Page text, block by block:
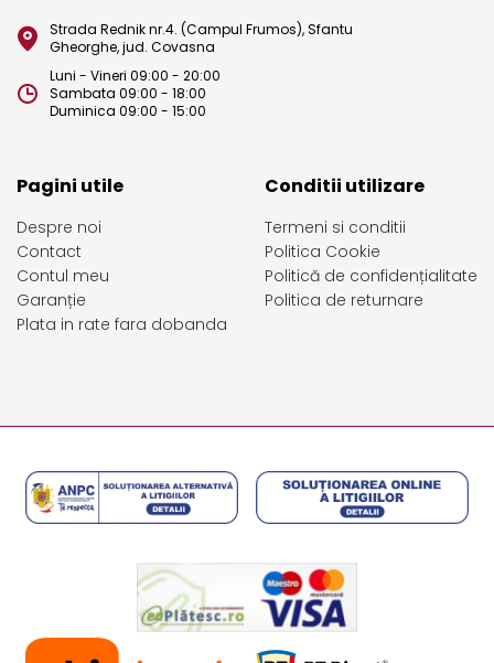
Strada Rednik nr.4. (Campul Frumos), Sfantu
Gheorghe, jud. Covasna
Luni - Vineri 09:00 - 20:00
Sambata 09:00 - 18:00
Duminica 09:00 - 15:00
Pagini utile
Despre noi
Contact
Contul meu
Garanție
Plata in rate fara dobanda
Conditii utilizare
Termeni si conditii
Politica Cookie
Politică de confidențialitate
Politica de returnare